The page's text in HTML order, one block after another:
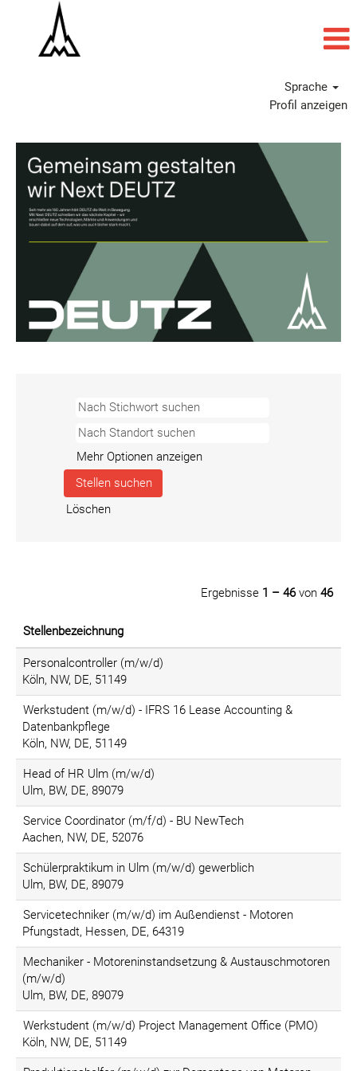
Sprache
Profil anzeigen
Jobs
Mehr Optionen anzeigen
Löschen
Ergebnisse 1 – 46von 46
Stellenbezeichnung
Personalcontroller (m/w/d)
Köln, NW, DE, 51149
Werkstudent (m/w/d) - IFRS 16 Lease Accounting &
Datenbankpflege
Köln, NW, DE, 51149
Head of HR Ulm (m/w/d)
Ulm, BW, DE, 89079
Service Coordinator (m/f/d) - BU NewTech
Aachen, NW, DE, 52076
Schülerpraktikum in Ulm (m/w/d) gewerblich
Ulm, BW, DE, 89079
Servicetechniker (m/w/d) im Außendienst - Motoren
Pfungstadt, Hessen, DE, 64319
Mechaniker - Motoreninstandsetzung & Austauschmotoren
(m/w/d)
Ulm, BW, DE, 89079
Werkstudent (m/w/d) Project Management Office (PMO)
Köln, NW, DE, 51149